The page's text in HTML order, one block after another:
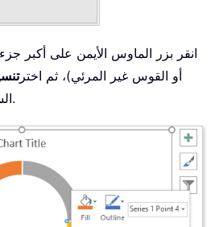
أو القوس غير المرئي)، ثم اختر
السياقية لفتح لوحة التنسيق.